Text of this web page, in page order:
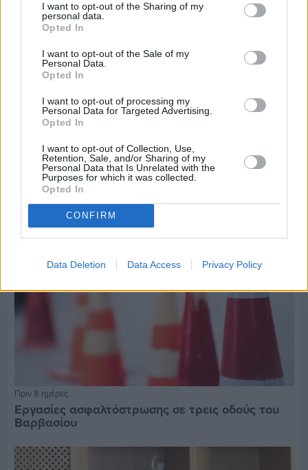
I want to opt-out of the Sharing of my
personal data.
Opted In
I want to opt-out of the Sale of my
Personal Data.
Opted In
I want to opt-out of processing my
Personal Data for Targeted Advertising.
Opted In
I want to opt-out of Collection, Use,
Retention, Sale, and/or Sharing of my
Personal Data that Is Unrelated with the
Purposes for which it was collected.
Opted In
CONFIRM
Data Deletion Data Access Privacy Policy
Πριν 8 ημέρες
Ελλάδας–Κύπρου Κ18 ο Δημήτρης Τέλλιος
Πριν 8 ημέρες
Εργασίες ασφαλτόστρωσης σε τρεις οδούς του
Βαρβασίου